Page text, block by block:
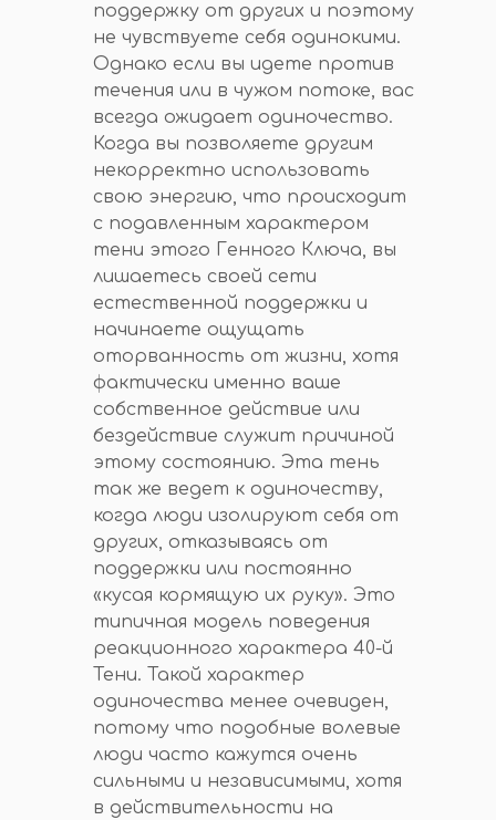
поддержку от других и поэтому
не чувствуете себя одинокими.
Однако если вы идете против
течения или в чужом потоке, вас
всегда ожидает одиночество.
Когда вы позволяете другим
некорректно использовать
свою энергию, что происходит
с подавленным характером
тени этого Генного Ключа, вы
лишаетесь своей сети
естественной поддержки и
начинаете ощущать
оторванность от жизни, хотя
фактически именно ваше
собственное действие или
бездействие служит причиной
этому состоянию. Эта тень
так же ведет к одиночеству,
когда люди изолируют себя от
других, отказываясь от
поддержки или постоянно
«кусая кормящую их руку». Это
типичная модель поведения
реакционного характера 40-й
Тени. Такой характер
одиночества менее очевиден,
потому что подобные волевые
люди часто кажутся очень
сильными и независимыми, хотя
в действительности на